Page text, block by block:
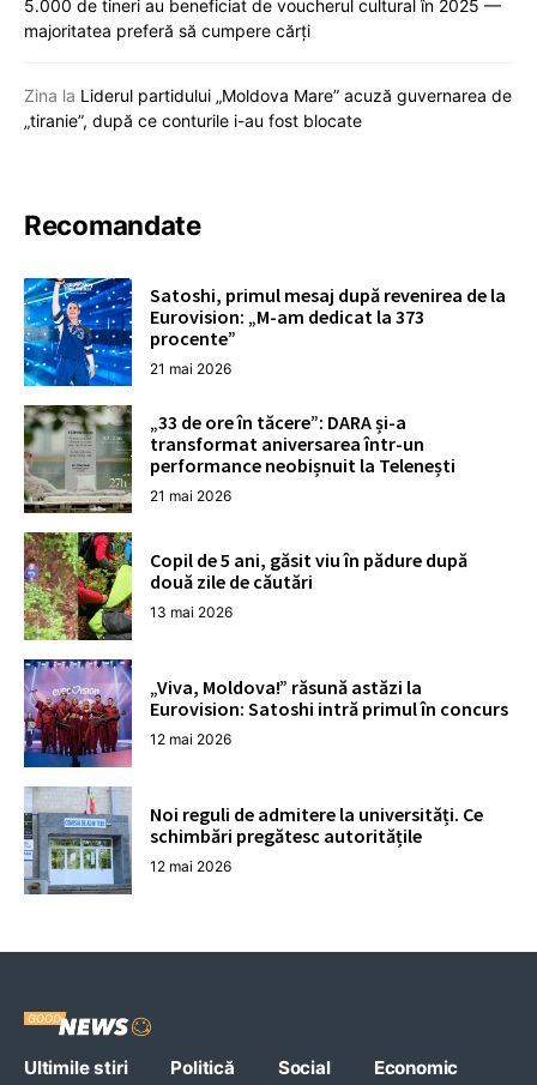
5.000 de tineri au beneficiat de voucherul cultural în 2025 —
majoritatea preferă să cumpere cărți
Zina la Liderul partidului „Moldova Mare” acuză guvernarea de
„tiranie”, după ce conturile i-au fost blocate
Recomandate
Satoshi, primul mesaj după revenirea de la
Eurovision: „M-am dedicat la 373
procente”
21 mai 2026
„33 de ore în tăcere”: DARA și-a
transformat aniversarea într-un
performance neobișnuit la Telenești
21 mai 2026
Copil de 5 ani, găsit viu în pădure după
două zile de căutări
13 mai 2026
„Viva, Moldova!” răsună astăzi la
Eurovision: Satoshi intră primul în concurs
12 mai 2026
Noi reguli de admitere la universități. Ce
schimbări pregătesc autoritățile
12 mai 2026
Ultimile stiri Politică Social
Economic